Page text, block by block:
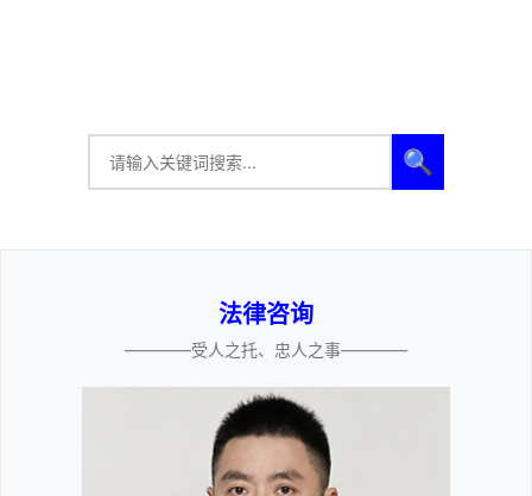
🔍
法律咨询
————受人之托、忠人之事————